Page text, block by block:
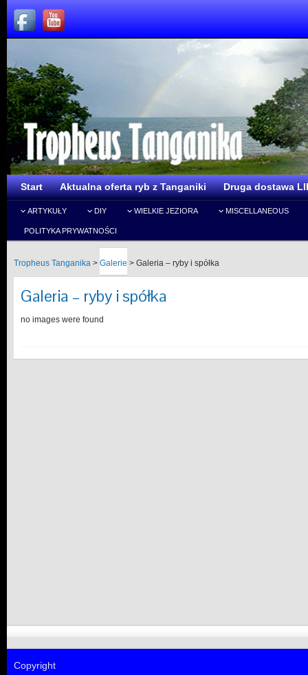
Start Aktualna oferta ryb z Tanganiki Druga dostawa
ARTYKUŁY DIY WIELKIE JEZIORA MISCELLANEOUS
POLITYKA PRYWATNOŚCI
Tropheus Tanganika > Galerie > Galeria – ryby i spółka
Galeria – ryby i spółka
no images were found
Copyright